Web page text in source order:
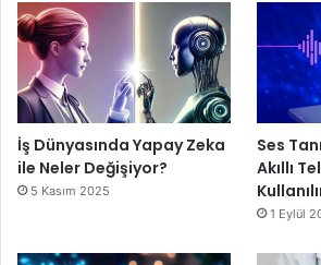
İş Dünyasında Yapay Zeka
ile Neler Değişiyor?
5 Kasım 2025
Ses
Akıllı
1 Eylül